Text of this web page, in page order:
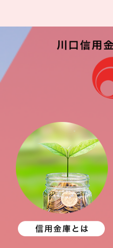
営業体制変更のお知
2026.04.20
営業体制変更のお知
宮支店）
2026.03.13
「かわしん経営塾
を開始します